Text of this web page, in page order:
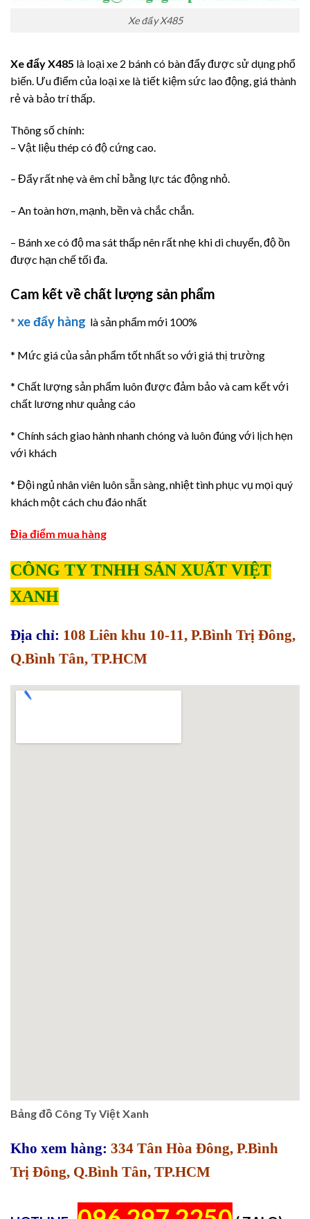
Xe đẩy X485
Xe đẩy X485 là loại xe 2 bánh có bàn đẩy được sử dụng phổ
biến. Ưu điểm của loại xe là tiết kiệm sức lao động, giá thành
rẻ và bảo trí thấp.
Thông số chính:
– Vật liệu thép có độ cứng cao.
– Đẩy rất nhẹ và êm chỉ bằng lực tác động nhỏ.
– An toàn hơn, mạnh, bền và chắc chắn.
– Bánh xe có độ ma sát thấp nên rất nhẹ khi di chuyển, độ ồn
được hạn chế tối đa.
Cam kết về chất lượng sản phẩm
* xe đẩy hàng là sản phẩm mới 100%
* Mức giá của sản phẩm tốt nhất so với giá thị trường
* Chất lượng sản phẩm luôn được đảm bảo và cam kết với
chất lương như quảng cáo
* Chính sách giao hành nhanh chóng và luôn đúng với lịch hẹn
với khách
* Đội ngủ nhân viên luôn sẵn sàng, nhiệt tình phục vụ mọi quý
khách một cách chu đáo nhất
Địa điểm mua hàng
CÔNG TY TNHH SẢN XUẤT VIỆT
XANH
Địa chỉ: 108 Liên khu 10-11, P.Bình Trị Đông,
Q.Bình Tân, TP.HCM
Bảng đồ Công Ty Việt Xanh
Kho xem hàng: 334 Tân Hòa Đông, P.Bình
Trị Đông, Q.Bình Tân, TP.HCM